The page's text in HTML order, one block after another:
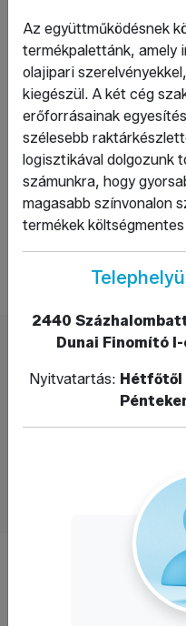
Telephelyünk Érden a
található, ahol kitűnő
gazdag raktárkészlet
Vevőhálózatunk
ügyfélköre főleg
vízművekből,
mélyépítésű kivitelező
A Ventilland nem csupán
dolgozunk rajta, hogy
Szeretnénk megőrizni a
ötleteket viszünk a
Mi nem csak termékeket
kínálunk. Tudjuk,
rendszerekben minden
kapja, amire szüksége
Az együttműködésnek
termékpalettánk, amely
olajipari
kiegészül. A két cég
erőforrásainak
szélesebb
logisztikával dolgozunk
számunkra, hogy
magasabb színvonalon
termékek
2440
Dunai Finomító
Nyitvatartás: Hétfőtől